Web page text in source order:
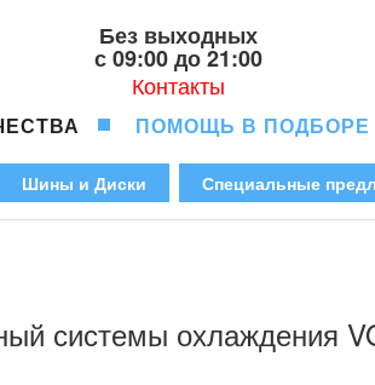
Без выходных
с 09:00 до 21:00
Контакты
ПОМОЩЬ В ПОДБОРЕ
Шины и Диски Специальные
системы охлаждения